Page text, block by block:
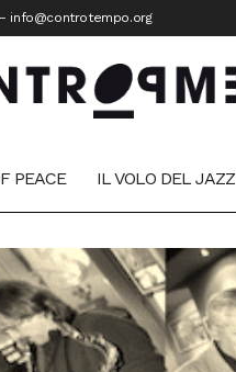
– info@controtempo.org
PEACE IL VOLO DEL JAZZ